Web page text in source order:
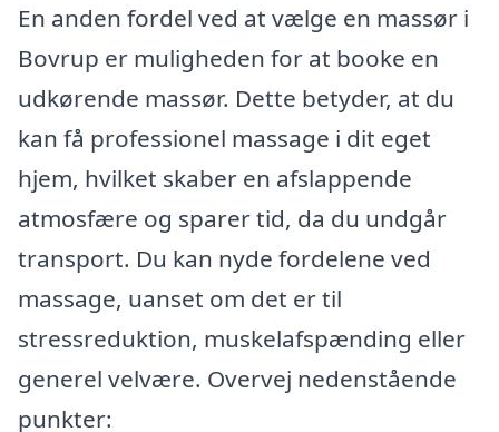
En anden fordel ved at vælge en massør i
Bovrup er muligheden for at booke en
udkørende massør. Dette betyder, at du
kan få professionel massage i dit eget
hjem, hvilket skaber en afslappende
atmosfære og sparer tid, da du undgår
transport. Du kan nyde fordelene ved
massage, uanset om det er til
stressreduktion, muskelafspænding eller
generel velvære. Overvej nedenstående
punkter: